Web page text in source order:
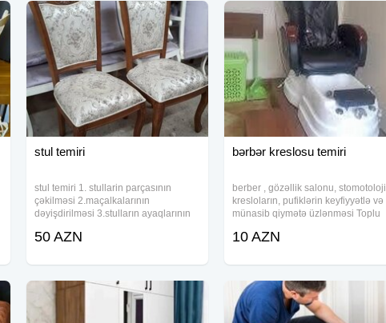
stul temiri
stul temiri 1. stullarin parçasının
çəkilməsi 2.maçalkalarının
dəyişdirilməsi 3.stulların ayaqlarının
50 AZN
bərbər kreslosu temiri
berber , gözəllik salonu, stomotoloji
kresloların, pufiklərin keyfiyyətlə və
münasib qiymətə üzlənməsi Toplu
10 AZN